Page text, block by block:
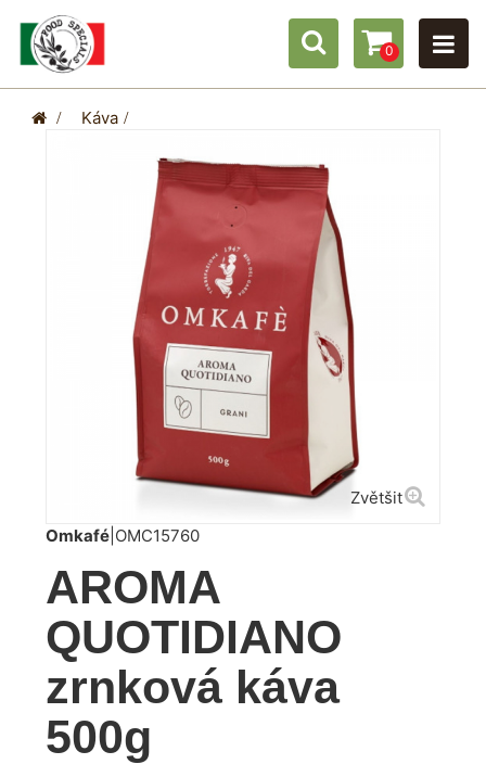
0
> Káva >
Zvětšit
Omkafé OMC15760
AROMA
QUOTIDIANO
zrnková káva
500g